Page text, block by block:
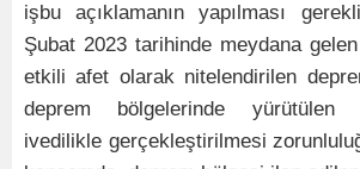
işbu açıklamanın yapılması
Şubat 2023 tarihinde meydana
etkili afet olarak nitelendirilen
deprem bölgelerinde yürütülen
ivedilikle gerçekleştirilmesi